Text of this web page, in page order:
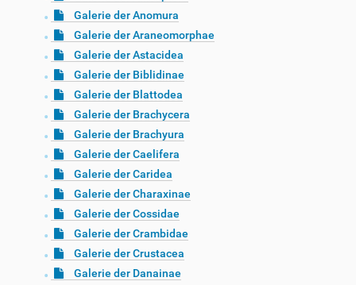
Galerie der Anomura
Galerie der Araneomorphae
Galerie der Astacidea
Galerie der Biblidinae
Galerie der Blattodea
Galerie der Brachycera
Galerie der Brachyura
Galerie der Caelifera
Galerie der Caridea
Galerie der Charaxinae
Galerie der Cossidae
Galerie der Crambidae
Galerie der Crustacea
Galerie der Danainae